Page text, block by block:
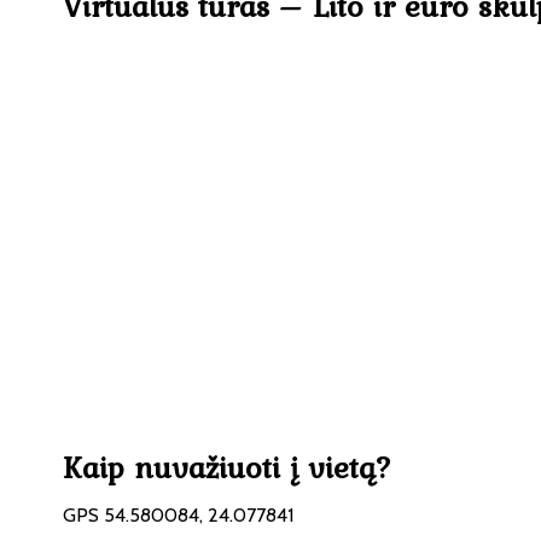
Kaip nuvažiuoti į vietą?
GPS 54.580084, 24.077841